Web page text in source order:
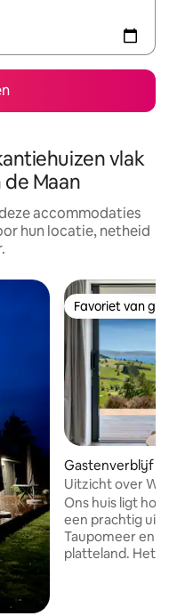
vlak
Maan
accommodaties
hun locatie, netheid
Favoriet van
Favoriet van
Gastenverblijf in
Uitzicht over
Ons huis ligt
een prachtig
Taupomeer en
platteland. Het huisje met twee